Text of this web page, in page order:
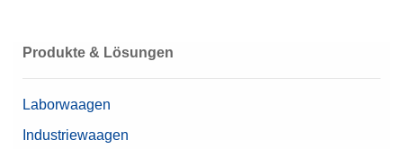
Produkte & Lösungen
Laborwaagen
Industriewaagen